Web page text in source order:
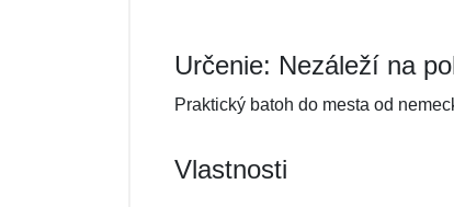
Určenie: Nezáleží na
Praktický batoh do mesta od
Vlastnosti